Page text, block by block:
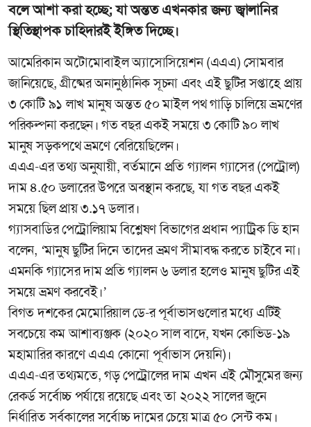
বলে আশা করা হচ্ছে; যা অন্তত এখনকার জন্য জ্বালানির
স্থিতিস্থাপক চাহিদারই ইঙ্গিত দিচ্ছে।
আমেরিকান অটোমোবাইল অ্যাসোসিয়েশন (এএএ) সোমবার
জানিয়েছে, গ্রীষ্মের অনানুষ্ঠানিক সূচনা এবং এই ছুটির সপ্তাহে প্রায়
৩ কোটি ৯১ লাখ মানুষ অন্তত ৫০ মাইল পথ গাড়ি চালিয়ে ভ্রমণের
পরিকল্পনা করছেন। গত বছর একই সময়ে ৩ কোটি ৯০ লাখ
মানুষ সড়কপথে ভ্রমণে বেরিয়েছিলেন।
এএএ-এর তথ্য অনুযায়ী, বর্তমানে প্রতি গ্যালন গ্যাসের (পেট্রোল)
দাম ৪.৫০ ডলারের উপরে অবস্থান করছে, যা গত বছর একই
সময়ে ছিল প্রায় ৩.১৭ ডলার।
গ্যাসবাডির পেট্রোলিয়াম বিশ্লেষণ বিভাগের প্রধান প্যাট্রিক ডি হান
বলেন, ‘মানুষ ছুটির দিনে তাদের ভ্রমণ সীমাবদ্ধ করতে চাইবে না।
এমনকি গ্যাসের দাম প্রতি গ্যালন ৬ ডলার হলেও মানুষ ছুটির এই
সময়ে ভ্রমণ করবেই।’
বিগত দশকের মেমোরিয়াল ডে-র পূর্বাভাসগুলোর মধ্যে এটিই
সবচেয়ে কম আশাব্যঞ্জক (২০২০ সাল বাদে, যখন কোভিড-১৯
মহামারির কারণে এএএ কোনো পূর্বাভাস দেয়নি)।
এএএ-এর তথ্যমতে, গড় পেট্রোলের দাম এখন এই মৌসুমের জন্য
রেকর্ড সর্বোচ্চ পর্যায়ে রয়েছে এবং তা ২০২২ সালের জুনে
নির্ধারিত সর্বকালের সর্বোচ্চ দামের চেয়ে মাত্র ৫০ সেন্ট কম।